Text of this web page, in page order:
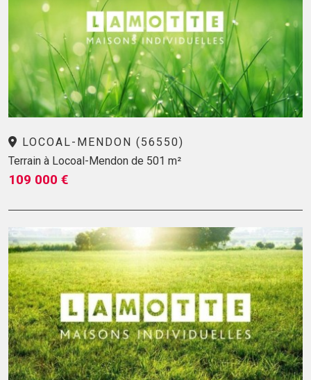
LOCOAL-MENDON (56550)
Terrain à Locoal-Mendon de 501 m²
109 000 €